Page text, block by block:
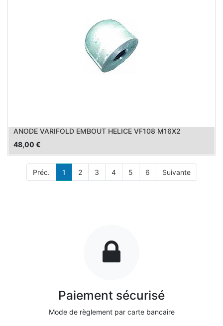
ANODE VARIFOLD EMBOUT HELICE VF108 M16X2
48,00 €
Préc. 1 2 3 4 5 6 Suivante
Paiement sécurisé
Mode de règlement par carte bancaire